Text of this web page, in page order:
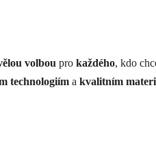
volbou pro každého, kdo
technologiím a kvalitním